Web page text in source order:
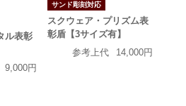
ル表彰
9,000円
サンド彫刻対応
スクウェア・プリズム表
彰盾【3サイズ有】
参考上代
14,000円